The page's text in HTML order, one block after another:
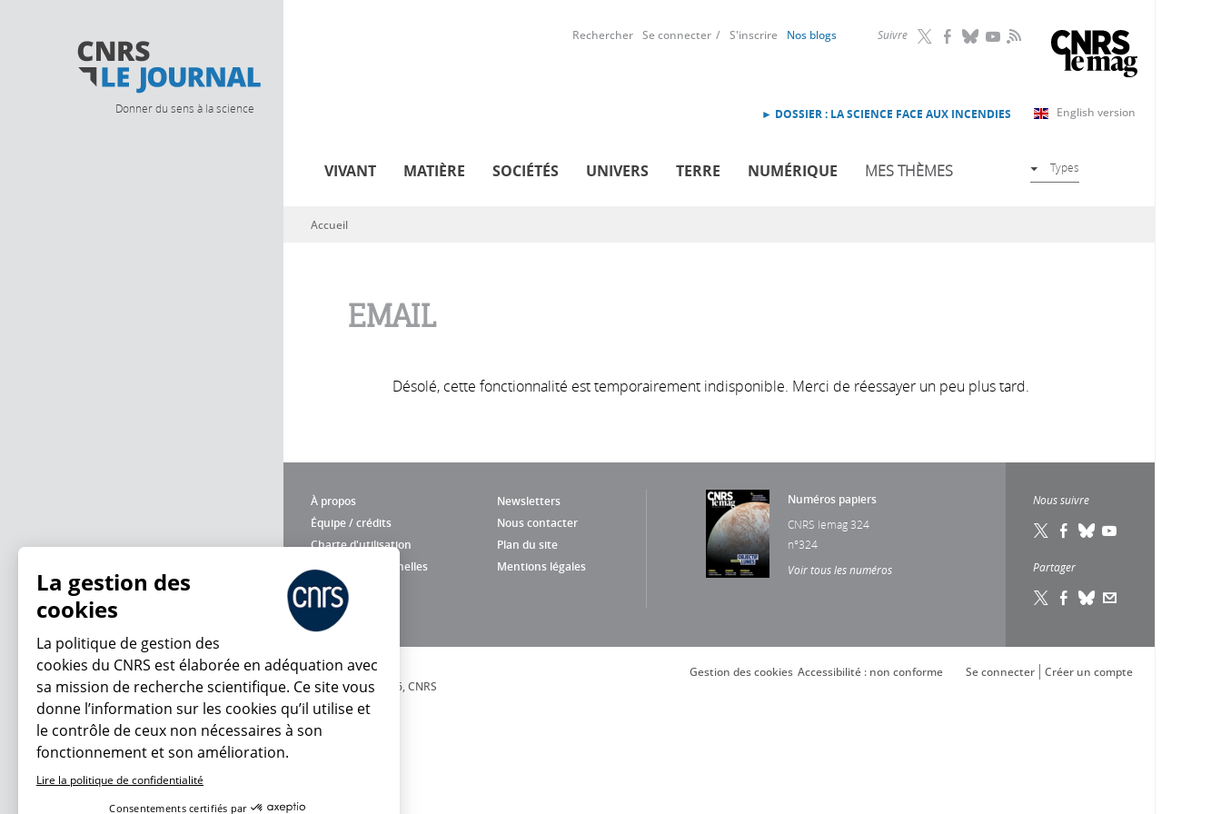
Donner du sens à la science
Suivre RSS
Rechercher Se connecter S'inscrire Nos blogs
English version
► DOSSIER : LA SCIENCE FACE AUX INCENDIES
VIVANT MATIÈRE SOCIÉTÉS UNIVERS TERRE NUMÉRIQUE MES THÈMES Types
Vous êtes ici
Accueil
EMAIL
Désolé, cette fonctionnalité est temporairement indisponible. Merci de réessayer un peu plus tard.
À propos
Newsletters
Équipe / crédits
Nous contacter
Charte d'utilisation
Plan du site
Données personnelles
Mentions légales
Numéros papiers
CNRS lemag 324
n°324
Voir tous les numéros
Nous suivre
Partager
© 2026, CNRS
Créer un compte
Se connecter
Accessibilité : non conforme
Gestion des cookies
La gestion des
cookies
La politique de gestion des
cookies du CNRS est élaborée en adéquation avec
sa mission de recherche scientifique. Ce site vous
donne l’information sur les cookies qu’il utilise et
le contrôle de ceux non nécessaires à son
fonctionnement et son amélioration.
Lire la politique de confidentialité
Consentements certifiés par